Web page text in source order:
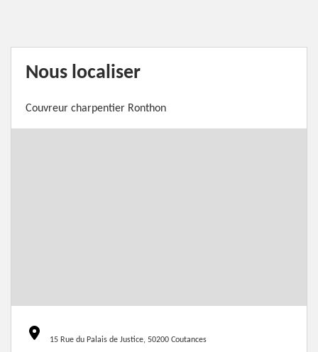
Nous localiser
Couvreur charpentier Ronthon
15 Rue du Palais de Justice, 50200 Coutances